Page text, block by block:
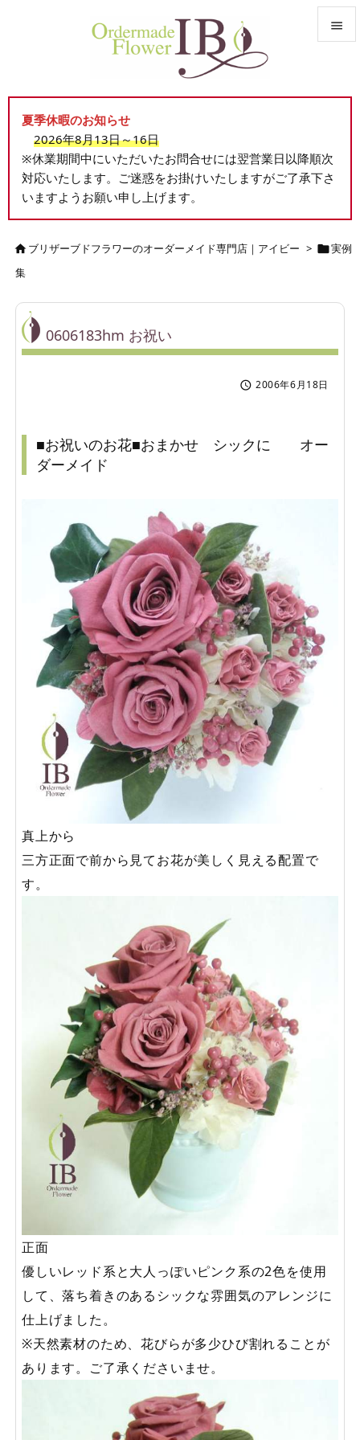


前へ

検索
夏季休暇のお知らせ
2026年8月13日～16日
※休業期間中にいただいたお問合せには翌営業日以降順次
対応いたします。ご迷惑をお掛けいたしますがご了承下さ
いますようお願い申し上げます。
ブリザーブドフラワーのオーダーメイド専門店｜アイビー > 実例
集
0606183hm お祝い
 2006年6月18日
■お祝いのお花■おまかせ シックに オー
ダーメイド
真上から
三方正面で前から見てお花が美しく見える配置で
す。
正面
優しいレッド系と大人っぽいピンク系の2色を使用
して、落ち着きのあるシックな雰囲気のアレンジに
仕上げました。
※天然素材のため、花びらが多少ひび割れることが
あります。ご了承くださいませ。